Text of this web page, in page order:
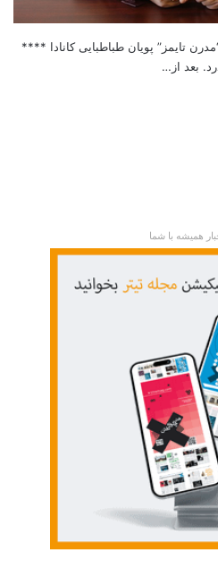
شرکت “مدرن تایمز” پویان طباطبایی کانادا ****
بعد از…
همیشه با شما